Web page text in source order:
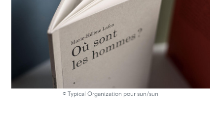
© Typical Organization pour sun/sun